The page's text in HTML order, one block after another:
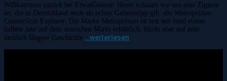
Willkommen zurück bei EtwasGenuss! Heute schauen wir uns eine Zigarre
an, die in Deutschland noch als echter Geheimtipp gilt: die Metropolitan
Connecticut Explorer. Die Marke Metropolitan ist erst seit rund einem
halben Jahr auf dem deutschen Markt erhältlich, blickt aber auf eine
deutlich längere Geschichte …weiterlesen